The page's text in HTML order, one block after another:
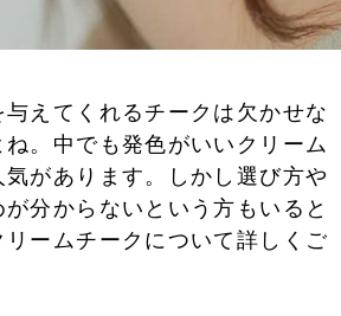
えてくれるチークは欠かせな
。中でも発色がいいクリーム
があります。しかし選び方や
分からないという方もいると
ームチークについて詳しくご